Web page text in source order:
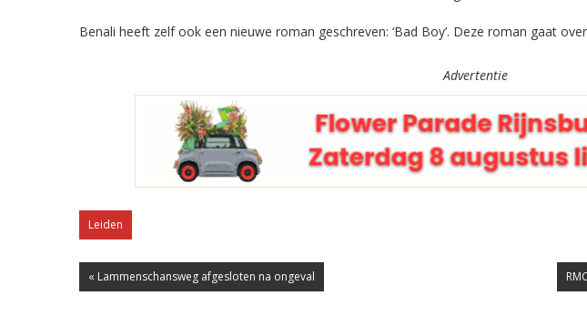
Benali heeft zelf ook een nieuwe roman geschreven: ‘Bad Boy’. Deze roman gaat
Advertentie
Leiden
« Lammenschansweg afgesloten na ongeval